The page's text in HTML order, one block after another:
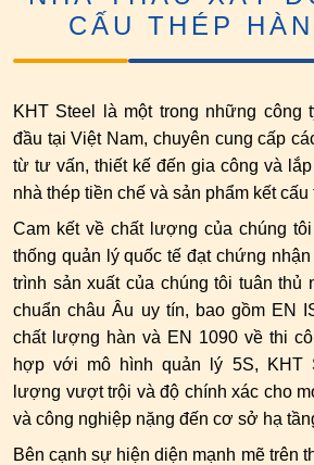
Kết cấu thép
Phụ kiện
Khác
Hồ sơ năng lực
Hình ảnh nổi bật
CẤU THÉP
KHT Steel là một trong những công
đầu tại Việt Nam, chuyên cung cấp
từ tư vấn, thiết kế đến gia công và
nhà thép tiền chế và sản phẩm kết
Cam kết về chất lượng của chúng
thống quản lý quốc tế đạt chứng
trình sản xuất của chúng tôi tuân thủ
chuẩn châu Âu uy tín, bao gồm EN
chất lượng hàn và EN 1090 về thi
hợp với mô hình quản lý 5S, KHT
lượng vượt trội và độ chính xác cho
và công nghiệp nặng đến cơ sở hạ
Bên cạnh sự hiện diện mạnh mẽ trên